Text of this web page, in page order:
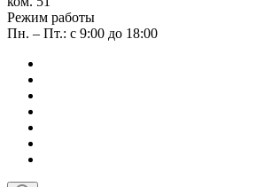
Режим работы
Пн. – Пт.: с 9:00 до 18:00